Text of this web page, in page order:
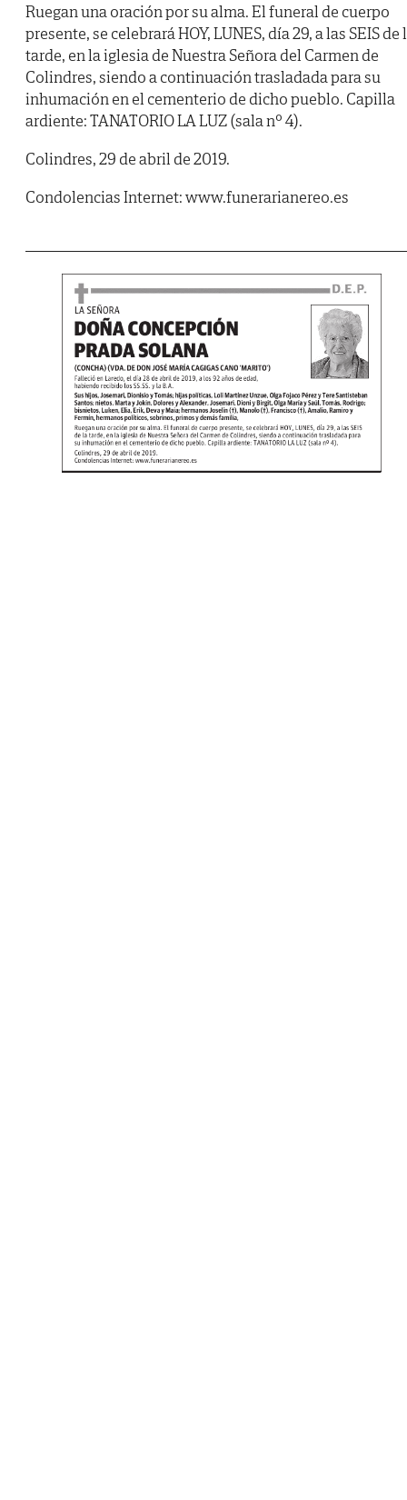
Ruegan una oración por su alma. El funeral de cuerpo
presente, se celebrará HOY, LUNES, día 29, a las SEIS de
tarde, en la iglesia de Nuestra Señora del Carmen de
Colindres, siendo a continuación trasladada para su
inhumación en el cementerio de dicho pueblo. Capilla
ardiente: TANATORIO LA LUZ (sala nº 4).
Colindres, 29 de abril de 2019.
Condolencias Internet: www.funerarianereo.es